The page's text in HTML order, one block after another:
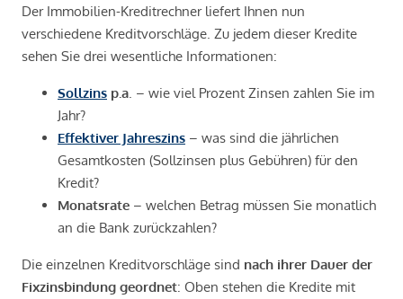
Der Immobilien-Kreditrechner liefert Ihnen nun
verschiedene Kreditvorschläge. Zu jedem dieser Kredite
sehen Sie drei wesentliche Informationen:
Sollzins p.a . – wie viel Prozent Zinsen zahlen Sie im
Jahr?
Effektiver Jahreszins – was sind die jährlichen
Gesamtkosten (Sollzinsen plus Gebühren) für den
Kredit?
Monatsrate – welchen Betrag müssen Sie monatlich
an die Bank zurückzahlen?
Die einzelnen Kreditvorschläge sind nach ihrer Dauer der
Fixzinsbindung geordnet: Oben stehen die Kredite mit